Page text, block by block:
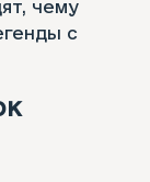
чему
с